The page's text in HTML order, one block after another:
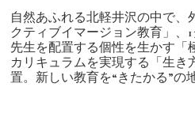
自然あふれる北軽井沢の中で、
クティブイマージョン教育」、
先生を配置する個性を生かす「
カリキュラムを実現する「生き
置。新しい教育を“きたかる”の